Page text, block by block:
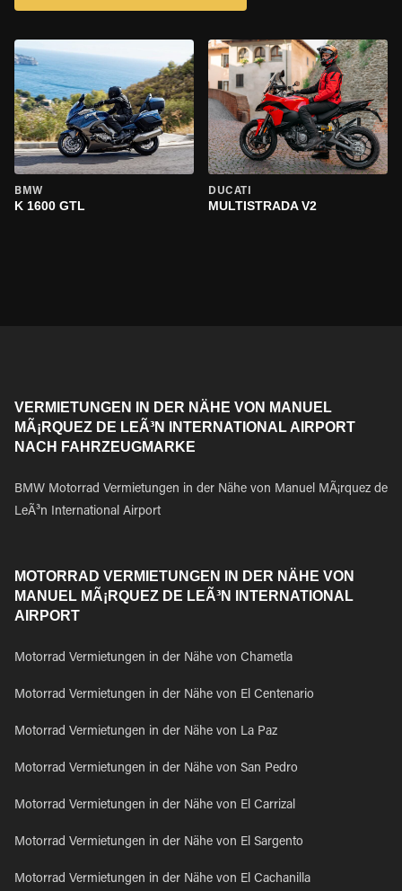
BMW
K 1600 GTL
DUCATI
MULTISTRADA V2
VERMIETUNGEN IN DER NÄHE VON MANUEL
MÃ¡RQUEZ DE LEÃ³N INTERNATIONAL AIRPORT
NACH FAHRZEUGMARKE
BMW Motorrad Vermietungen in der Nähe von Manuel MÃ¡rquez de
LeÃ³n International Airport
MOTORRAD VERMIETUNGEN IN DER NÄHE VON
MANUEL MÃ¡RQUEZ DE LEÃ³N INTERNATIONAL
AIRPORT
Motorrad Vermietungen in der Nähe von Chametla
Motorrad Vermietungen in der Nähe von El Centenario
Motorrad Vermietungen in der Nähe von La Paz
Motorrad Vermietungen in der Nähe von San Pedro
Motorrad Vermietungen in der Nähe von El Carrizal
Motorrad Vermietungen in der Nähe von El Sargento
Motorrad Vermietungen in der Nähe von El Cachanilla